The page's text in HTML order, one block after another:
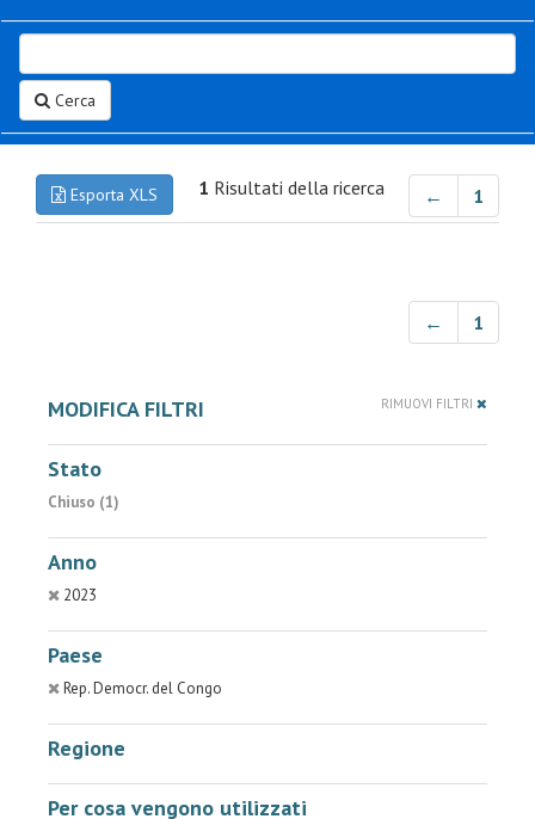
Cerca
Esporta XLS ← 1
1 Risultati della ricerca
← 1
MODIFICA FILTRI RIMUOVI FILTRI
Stato
Chiuso (1)
Anno
2023
Paese
Rep. Democr. del Congo
Regione
Per cosa vengono utilizzati